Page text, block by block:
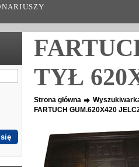
TYŁ
Strona główna
FARTUCH GUM.620X420